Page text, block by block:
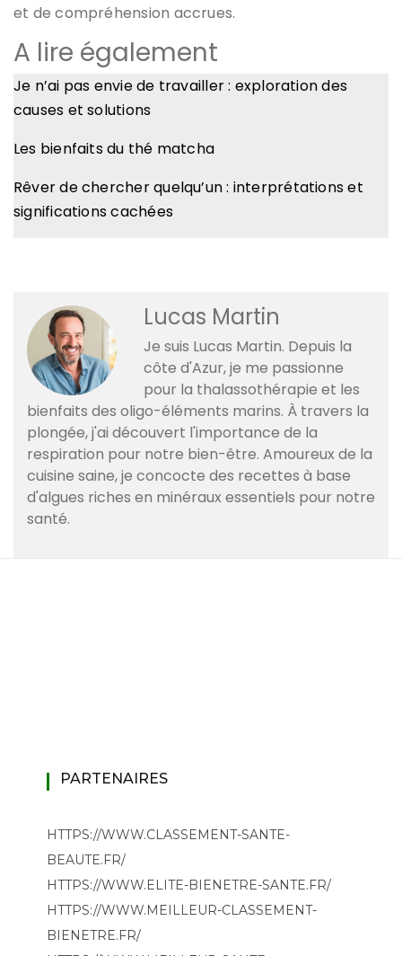
et de compréhension accrues.
A lire également
Je n’ai pas envie de travailler : exploration des
causes et solutions
Les bienfaits du thé matcha
Rêver de chercher quelqu’un : interprétations et
significations cachées
Lucas Martin
Je suis Lucas Martin. Depuis la
côte d'Azur, je me passionne
pour la thalassothérapie et les
bienfaits des oligo-éléments marins. À travers la
plongée, j'ai découvert l'importance de la
respiration pour notre bien-être. Amoureux de la
cuisine saine, je concocte des recettes à base
d'algues riches en minéraux essentiels pour notre
santé.
PARTENAIRES
HTTPS://WWW.CLASSEMENT-SANTE-
BEAUTE.FR/
HTTPS://WWW.ELITE-BIENETRE-SANTE.FR/
HTTPS://WWW.MEILLEUR-CLASSEMENT-
BIENETRE.FR/